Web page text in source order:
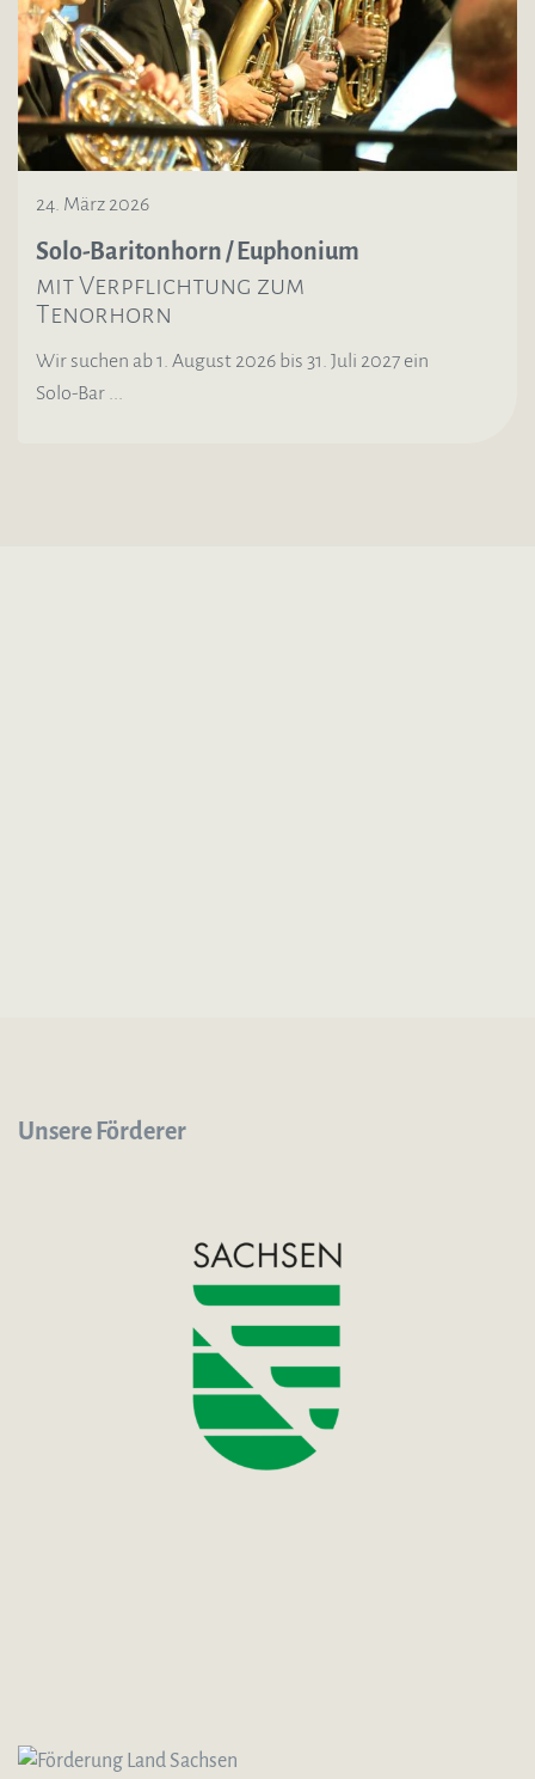
24. März 2026
Solo-Baritonhorn / Euphonium
mit Verpflichtung zum
Tenorhorn
Wir suchen ab 1. August 2026 bis 31. Juli 2027 ein
Solo-Bar ...
Unsere Förderer